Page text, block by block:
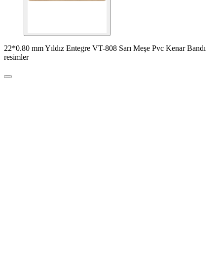
22*0.80 mm Yıldız Entegre VT-808 Sarı Meşe Pvc Kenar Bandı
resimler